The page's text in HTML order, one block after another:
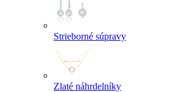
Strieborné súpravy
Zlaté náhrdelníky